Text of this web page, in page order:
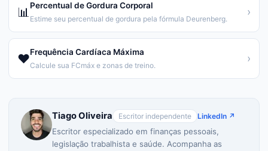
📊 Percentual de Gordura Corporal
Estime seu percentual de gordura pela fórmula Deurenberg.
›
❤️Frequência Cardíaca Máxima
Calcule sua FCmáx e zonas de treino.
›
Tiago Oliveira Escritor independente LinkedIn ↗
Escritor especializado em finanças pessoais,
legislação trabalhista e saúde. Acompanha as